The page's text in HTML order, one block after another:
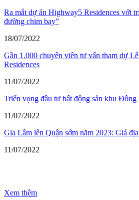
Ra mắt dự án Highway5 Residences với
đường chim bay”
18/07/2022
Gần 1.000 chuyên viên tư vấn tham dự
Residences
11/07/2022
Triển vọng đầu tư bất động sản khu Đông
11/07/2022
Gia Lâm lên Quận sớm năm 2023: Giá
11/07/2022
Xem thêm